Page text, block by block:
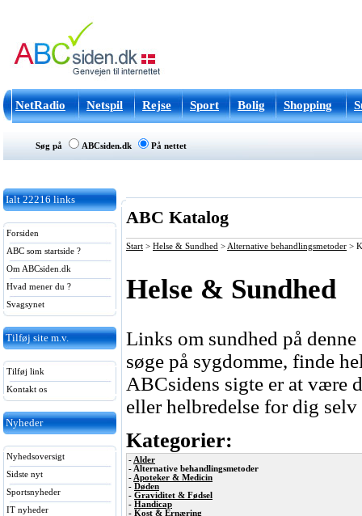
NetRadio Netspil Rejse Sport Bolig Shopping
Søg på ABCsiden.dk På nettet
Ialt 22216 links
Forsiden
ABC som startside ?
Om ABCsiden.dk
Hvad mener du ?
Svagsynet
Tilføj site m.v.
Tilføj link
Kontakt os
Nyheder
Nyhedsoversigt
Sidste nyt
Sportsnyheder
IT nyheder
ABC Katalog
Start > Helse & Sundhed > Alternative behandlingsmetoder >
Helse & Sundhed
Links om sundhed på
søge på sygdomme, finde
ABCsidens sigte er at være
eller helbredelse for dig
Kategorier:
- Alder
- Alternative behandlingsmetoder
- Apoteker & Medicin
- Døden
- Graviditet & Fødsel
- Handicap
- Kost & Ernæring